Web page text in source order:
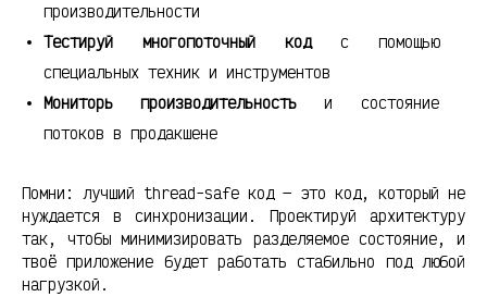
производительности
Тестируй многопоточный кодс помощью
специальных техник и инструментов
Мониторь производительность и состояние
потоков в продакшене
Помни: лучший thread-safe код — это код, который не
нуждается в синхронизации. Проектируй архитектуру
так, чтобы минимизировать разделяемое состояние, и
твоё приложение будет работать стабильно под любой
нагрузкой.